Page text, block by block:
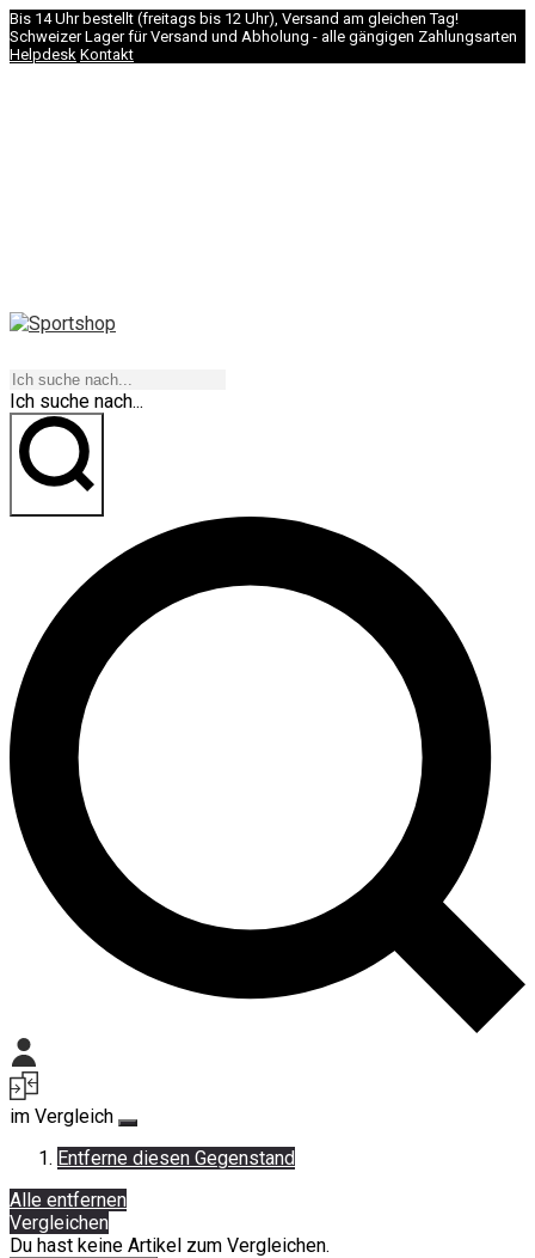
Bis 14 Uhr bestellt (freitags bis 12 Uhr), Versand am gleichen Tag!
Schweizer Lager für Versand und Abholung - alle gängigen Zahlungsarten
Helpdesk Kontakt
Ich suche nach...
im Vergleich
Entferne diesen Gegenstand
Alle entfernen
Vergleichen
Du hast keine Artikel zum Vergleichen.